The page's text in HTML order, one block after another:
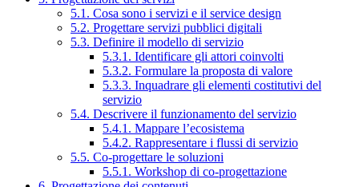
5.1. Cosa sono i servizi e il service design
5.2. Progettare servizi pubblici digitali
5.3. Definire il modello di servizio
5.3.1. Identificare gli attori coinvolti
5.3.2. Formulare la proposta di valore
5.3.3. Inquadrare gli elementi costitutivi del
servizio
5.4. Descrivere il funzionamento del servizio
5.4.1. Mappare l’ecosistema
5.4.2. Rappresentare i flussi di servizio
5.5. Co-progettare le soluzioni
5.5.1. Workshop di co-progettazione